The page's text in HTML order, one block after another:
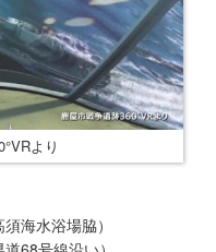
より
海水浴場脇）